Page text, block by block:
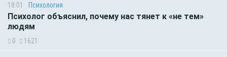
18:01 Психология
Психолог объяснил, почему нас тянет к «не тем»
людям
0 1621